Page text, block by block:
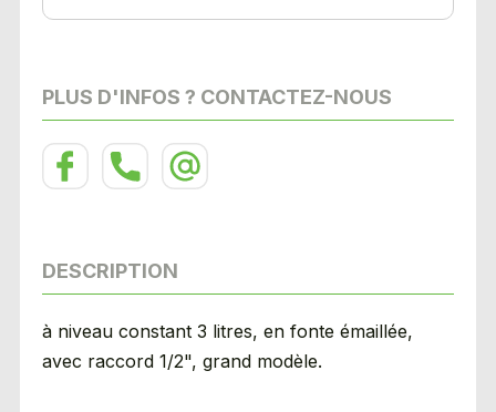
PLUS D'INFOS ? CONTACTEZ-NOUS
DESCRIPTION
à niveau constant 3 litres, en fonte émaillée,
avec raccord 1/2", grand modèle.